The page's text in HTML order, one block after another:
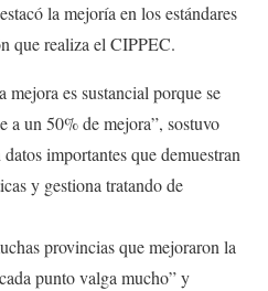
la mejoría en los estándares
que realiza el CIPPEC.
mejora es sustancial porque se
a un 50% de mejora”, sostuvo
importantes que demuestran
y gestiona tratando de
provincias que mejoraron la
punto valga mucho” y